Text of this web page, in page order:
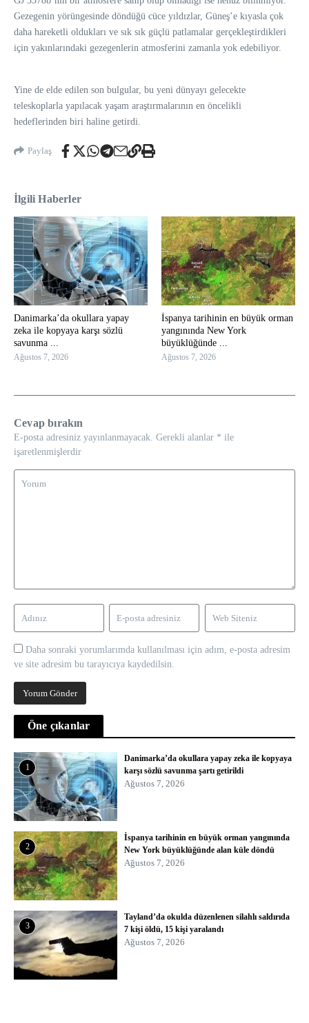
Gezegenin yörüngesinde döndüğü cüce yıldızlar, Güneş’e kıyasla çok
daha hareketli oldukları ve sık sık güçlü patlamalar gerçekleştirdikleri
için yakınlarındaki gezegenlerin atmosferini zamanla yok edebiliyor.
Yine de elde edilen son bulgular, bu yeni dünyayı gelecekte
teleskoplarla yapılacak yaşam araştırmalarının en öncelikli
hedeflerinden biri haline getirdi.
Paylaş
İlgili Haberler
Danimarka’da okullara yapay
zeka ile kopyaya karşı sözlü
savunma ...
Ağustos 7, 2026
İspanya tarihinin en büyük orman
yangınında New York
büyüklüğünde ...
Ağustos 7, 2026
Cevap bırakın
E-posta adresiniz yayınlanmayacak. Gerekli alanlar * ile
işaretlenmişlerdir
Daha sonraki yorumlarımda kullanılması için adım, e-posta adresim
ve site adresim bu tarayıcıya kaydedilsin.
Öne çıkanlar
1
Danimarka’da okullara yapay zeka ile kopyaya
karşı sözlü savunma şartı getirildi
Ağustos 7, 2026
2
İspanya tarihinin en büyük orman yangınında
New York büyüklüğünde alan küle döndü
Ağustos 7, 2026
3
Tayland’da okulda düzenlenen silahlı saldırıda
7 kişi öldü, 15 kişi yaralandı
Ağustos 7, 2026